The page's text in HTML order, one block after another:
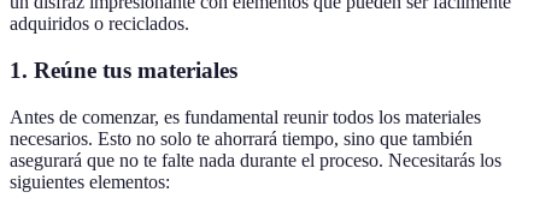
adquiridos o reciclados.
1. Reúne tus materiales
Antes de comenzar, es fundamental reunir todos los materiales
necesarios. Esto no solo te ahorrará tiempo, sino que también
asegurará que no te falte nada durante el proceso. Necesitarás los
siguientes elementos: